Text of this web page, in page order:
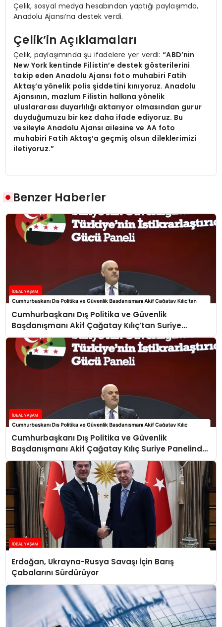
Çelik, sosyal medya hesabından yaptığı paylaşımda,
Anadolu Ajansı’na destek verdi.
Çelik’in Açıklamaları
Çelik, paylaşımında şu ifadelere yer verdi:“ABD’nin
New York kentinde Filistin’e destek gösterilerini
takip eden Anadolu Ajansı foto muhabiri Fatih
Aktaş’a yönelik polis şiddetini kınıyoruz. Anadolu
Ajansının, mazlum Filistin halkına yönelik
uluslararası duyarlılığı aktarıyor olmasından gurur
duyduğumuzu bir kez daha ifade ediyoruz. Bu
vesileyle Anadolu Ajansı ailesine ve AA foto
muhabiri Fatih Aktaş’a geçmiş olsun dileklerimizi
iletiyoruz.”
Benzer Haberler
Cumhurbaşkanı Dış Politika ve Güvenlik
Başdanışmanı Akif Çağatay Kılıç’tan Suriye
Panelinde Önemli Açıklamalar
Cumhurbaşkanı Dış Politika ve Güvenlik
Başdanışmanı Akif Çağatay Kılıç Suriye Panelinde
Konuştu
Erdoğan, Ukrayna-Rusya Savaşı İçin Barış
Çabalarını Sürdürüyor